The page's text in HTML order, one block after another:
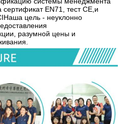
EN71, тест CE,и
цель - неуклонно
разумной цены и